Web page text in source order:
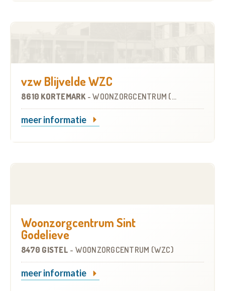
vzw Blijvelde WZC
8610 KORTEMARK -WOONZORGCENTRUM (WZC)
meer informatie
Woonzorgcentrum Sint
Godelieve
8470 GISTEL - WOONZORGCENTRUM (WZC)
meer informatie